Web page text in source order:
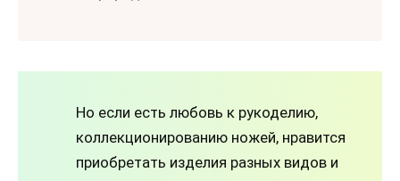
Но если есть любовь к рукоделию,
коллекционированию ножей, нравится
приобретать изделия разных видов и